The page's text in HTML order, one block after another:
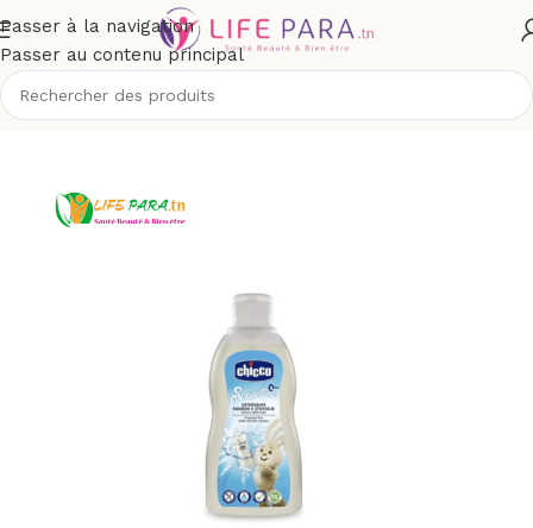
Passer à la navigation
Passer au contenu principal
Boutique/Bébé et maman/Puériculture/Vaisselles de bébé